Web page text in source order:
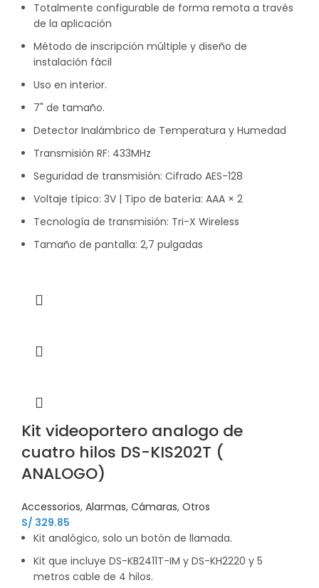
Totalmente configurable de forma remota a través
de la aplicación
Método de inscripción múltiple y diseño de
instalación fácil
Uso en interior.
7" de tamaño.
Detector Inalámbrico de Temperatura y Humedad
Transmisión RF: 433MHz
Seguridad de transmisión: Cifrado AES-128
Voltaje típico: 3V | Tipo de batería: AAA × 2
Tecnología de transmisión: Tri-X Wireless
Tamaño de pantalla: 2,7 pulgadas
Kit videoportero analogo de
cuatro hilos DS-KIS202T (
ANALOGO)
Accessorios, Alarmas, Cámaras, Otros
S/ 329.85
Kit analógico, solo un botón de llamada.
Kit que incluye DS-KB2411T-IM y DS-KH2220 y 5
metros cable de 4 hilos.